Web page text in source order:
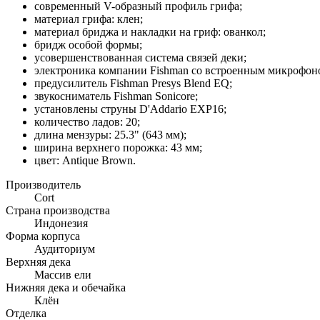
современный V-образный профиль грифа;
материал грифа: клен;
материал бриджа и накладки на гриф: ованкол;
бридж особой формы;
усовершенствованная система связей деки;
электроника компании Fishman со встроенным
предусилитель Fishman Presys Blend EQ;
звукосниматель Fishman Sonicore;
установлены струны D'Addario EXP16;
количество ладов: 20;
длина мензуры: 25.3" (643 мм);
ширина верхнего порожка: 43 мм;
цвет: Antique Brown.
Производитель
Cort
Страна производства
Индонезия
Форма корпуса
Аудиториум
Верхняя дека
Массив ели
Нижняя дека и обечайка
Клён
Отделка